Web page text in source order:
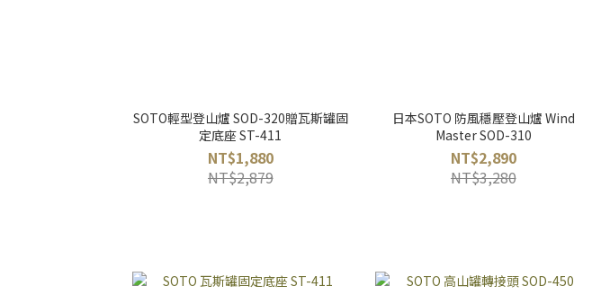
SOTO輕型登山爐 SOD-320贈瓦斯罐固
定底座 ST-411
NT$1,880
NT$2,879
日本SOTO 防風穩壓登山爐 Wind
Master SOD-310
NT$2,890
NT$3,280